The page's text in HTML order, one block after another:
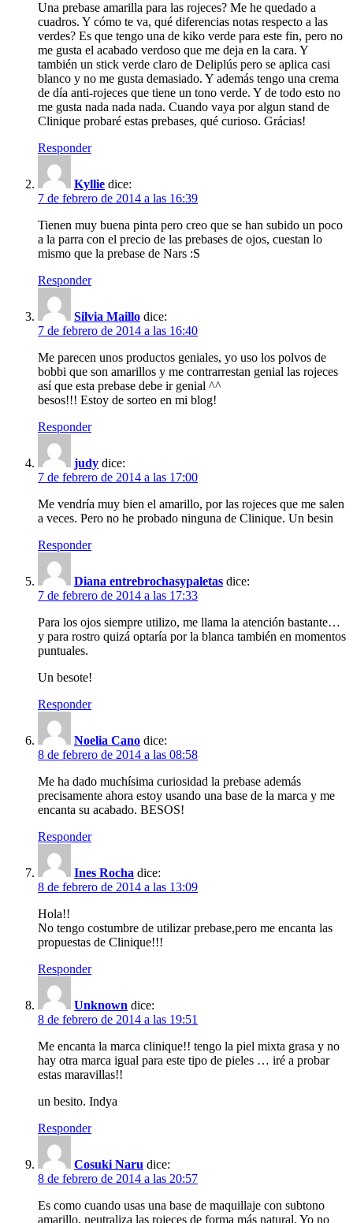
Una prebase amarilla para las rojeces? Me he quedado a
cuadros. Y cómo te va, qué diferencias notas respecto a las
verdes? Es que tengo una de kiko verde para este fin, pero no
me gusta el acabado verdoso que me deja en la cara. Y
también un stick verde claro de Deliplús pero se aplica casi
blanco y no me gusta demasiado. Y además tengo una crema
de día anti-rojeces que tiene un tono verde. Y de todo esto no
me gusta nada nada nada. Cuando vaya por algun stand de
Clinique probaré estas prebases, qué curioso. Grácias!
Responder
Kyllie dice:
7 de febrero de 2014 a las 16:39
Tienen muy buena pinta pero creo que se han subido un poco
a la parra con el precio de las prebases de ojos, cuestan lo
mismo que la prebase de Nars :S
Responder
Silvia Maillo dice:
7 de febrero de 2014 a las 16:40
Me parecen unos productos geniales, yo uso los polvos de
bobbi que son amarillos y me contrarrestan genial las rojeces
así que esta prebase debe ir genial ^^
besos!!! Estoy de sorteo en mi blog!
Responder
judy dice:
7 de febrero de 2014 a las 17:00
Me vendría muy bien el amarillo, por las rojeces que me salen
a veces. Pero no he probado ninguna de Clinique. Un besin
Responder
Diana entrebrochasypaletas dice:
7 de febrero de 2014 a las 17:33
Para los ojos siempre utilizo, me llama la atención bastante…
y para rostro quizá optaría por la blanca también en momentos
puntuales.
Un besote!
Responder
Noelia Cano dice:
8 de febrero de 2014 a las 08:58
Me ha dado muchísima curiosidad la prebase además
precisamente ahora estoy usando una base de la marca y me
encanta su acabado. BESOS!
Responder
Ines Rocha dice:
8 de febrero de 2014 a las 13:09
Hola!!
No tengo costumbre de utilizar prebase,pero me encanta las
propuestas de Clinique!!!
Responder
Unknown dice:
8 de febrero de 2014 a las 19:51
Me encanta la marca clinique!! tengo la piel mixta grasa y no
hay otra marca igual para este tipo de pieles … iré a probar
estas maravillas!!
un besito. Indya
Responder
Cosuki Naru dice:
8 de febrero de 2014 a las 20:57
Es como cuando usas una base de maquillaje con subtono
amarillo, neutraliza las rojeces de forma más natural. Yo no